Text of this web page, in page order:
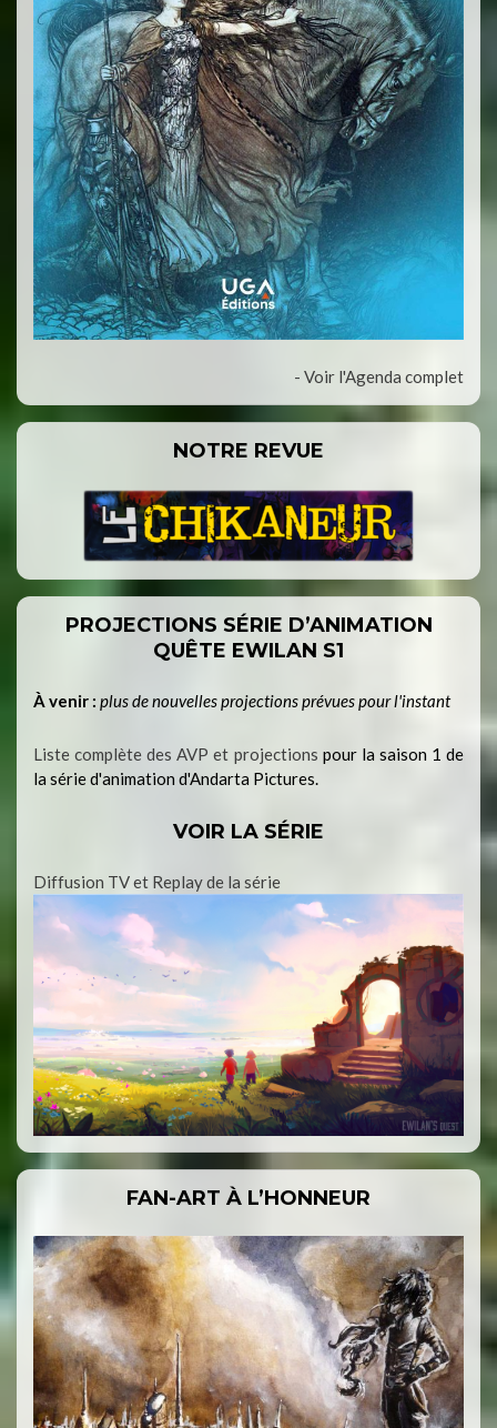
- Voir l'Agenda complet
NOTRE REVUE
PROJECTIONS SÉRIE D’ANIMATION
QUÊTE EWILAN S1
À venir : plus de nouvelles projections prévues pour l'instant
Liste complète des AVP et projections pour la saison 1 de
la série d'animation d'Andarta Pictures.
VOIR LA SÉRIE
Diffusion TV et Replay de la série
FAN-ART À L’HONNEUR